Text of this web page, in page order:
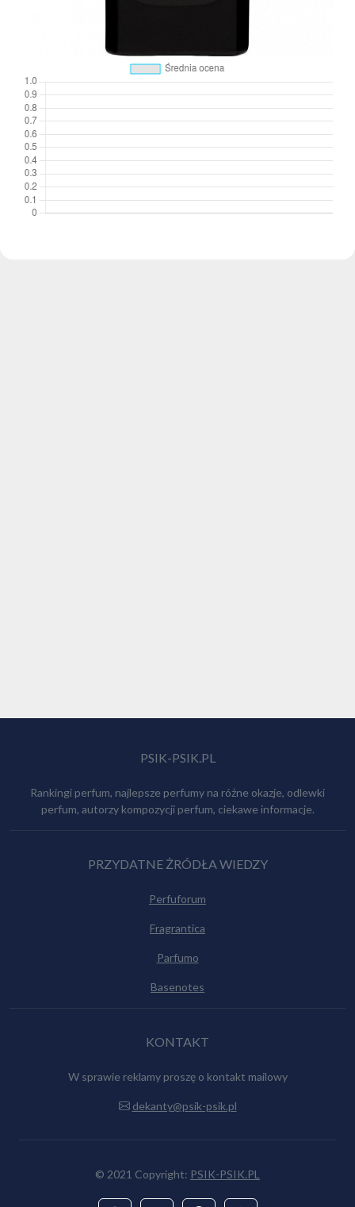
PSIK-PSIK.PL
Rankingi perfum, najlepsze perfumy na różne okazje, odlewki
perfum, autorzy kompozycji perfum, ciekawe informacje.
PRZYDATNE ŻRÓDŁA WIEDZY
Perfuforum
Fragrantica
Parfumo
Basenotes
KONTAKT
W sprawie reklamy proszę o kontakt mailowy
dekanty@psik-psik.pl
© 2021 Copyright: PSIK-PSIK.PL